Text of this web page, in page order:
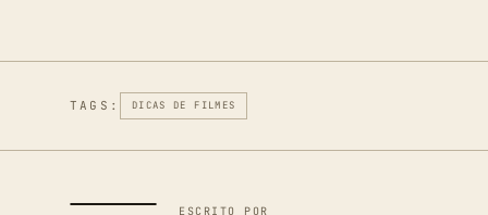
TAGS: DICAS DE FILMES
ESCRITO POR